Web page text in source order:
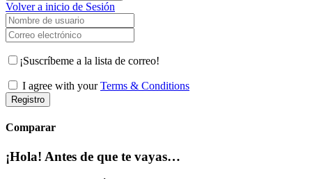
Volver a inicio de Sesión
Nombre de usuario
Correo electrónico
¡Suscríbeme a la lista de correo!
I agree with yourTerms & Conditions
Registro
Comparar
¡Hola! Antes de que te vayas…